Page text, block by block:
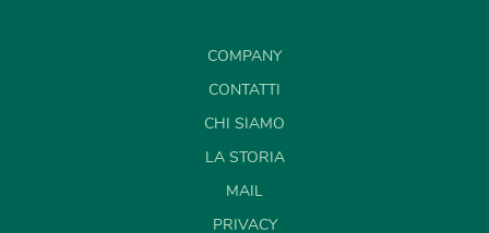
COMPANY
CONTATTI
CHI SIAMO
LA STORIA
MAIL
PRIVACY